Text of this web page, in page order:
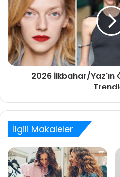
2026 İlkbahar/Yaz'ın
İlgili Makaleler